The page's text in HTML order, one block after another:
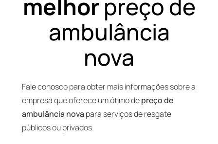
melhorpreço de
ambulância
nova
Fale conosco para obter mais informações sobre a
empresa que oferece um ótimo depreço de
ambulância nova para serviços de resgate
públicos ou privados.